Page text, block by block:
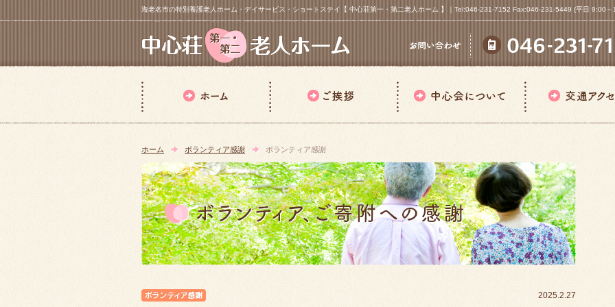
海老名市の特別養護老人ホーム・デイサービス・ショートステイ【 中心荘第一・第二老人ホーム 】｜Tel:046-231-7152 Fax:046-231-5449 (平日 9:00
ホーム ボランティア感謝 ボランティア感謝
2025.2.27